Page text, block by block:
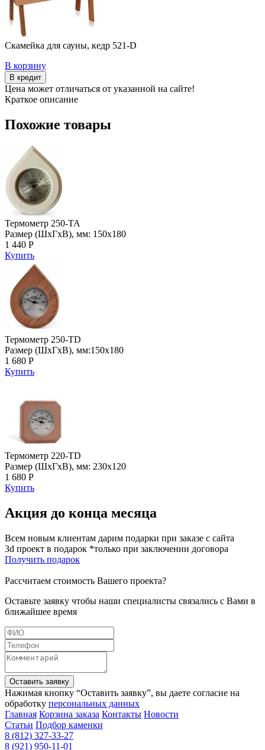
Скамейка для сауны, кедр 521-D
В корзину
В кредит
Цена может отличаться от указанной на сайте!
Краткое описание
Похожие товары
Термометр 250-TA
Размер (ШхГхВ), мм: 150х180
1 440 Р
Купить
Термометр 250-ТD
Размер (ШхГхВ), мм:150х180
1 680 Р
Купить
Термометр 220-ТD
Размер (ШхГхВ), мм: 230х120
1 680 Р
Купить
Акция до конца месяца
Всем новым клиентам дарим подарки при заказе с сайта
3d проект в подарок *только при заключении договора
Получить подарок
Рассчитаем стоимость Вашего проекта?
Оставьте заявку чтобы наши специалисты связались с Вами в
ближайшее время
Оставить заявку
Нажимая кнопку “Оставить заявку”, вы даете согласие на
обработку персональных данных
Главная Корзина заказа Контакты Новости
Статьи Подбор каменки
8 (812) 327-33-27
8 (921) 950-11-01